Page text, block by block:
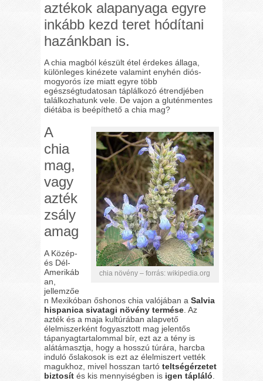
aztékok alapanyaga egyre
inkább kezd teret hódítani
hazánkban is.
A chia magból készült étel érdekes állaga,
különleges kinézete valamint enyhén diós-
mogyorós íze miatt egyre több
egészségtudatosan táplálkozó étrendjében
találkozhatunk vele. De vajon a gluténmentes
diétába is beépíthető a chia mag?
chia növény – forrás: wikipedia.org
A
chia
mag,
vagy
azték
zsály
amag
A Közép-
és Dél-
Amerikáb
an,
jellemzőe
n Mexikóban őshonos chia valójában aSalvia
hispanica sivatagi növény termése . Az
azték és a maja kultúrában alapvető
élelmiszerként fogyasztott mag jelentős
tápanyagtartalommal bír, ezt az a tény is
alátámasztja, hogy a hosszú túrára, harcba
induló őslakosok is ezt az élelmiszert vették
magukhoz, mivel hosszan tartóteltségérzetet
biztosít és kis mennyiségben is igen tápláló